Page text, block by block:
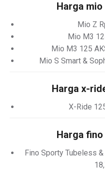
Harga
Mio Z
Mio M3
Mio M3 125
Mio S Smart &
Harga x-
X-Ride
Harga
Fino Sporty Tubeless